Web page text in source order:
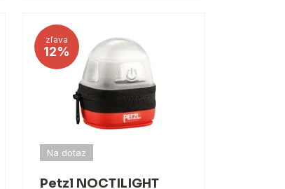
zľava
12%
Na dotaz
Petzl NOCTILIGHT